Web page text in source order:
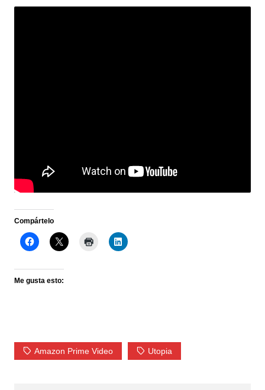
Compártelo
Me gusta esto:
Amazon Prime Video Utopia